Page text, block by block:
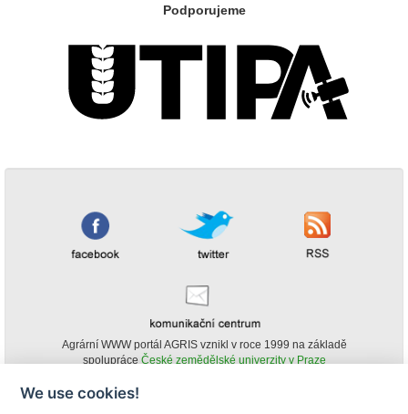
Podporujeme
Agrární WWW portál AGRIS vznikl v roce 1999 na základě
spolupráce České zemědělské univerzity v Praze
We use cookies!